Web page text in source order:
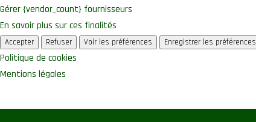
Gérer {vendor_count} fournisseurs
En savoir plus sur ces finalités
Accepter Refuser Voir les préférences Enregistrer les préférences
Politique de cookies
Mentions légales